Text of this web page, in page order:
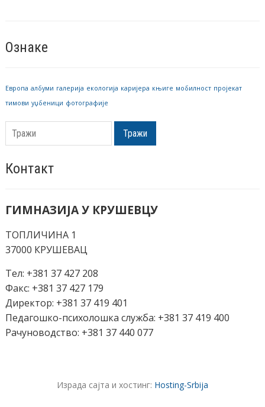
Ознаке
Европа албуми галерија екологија каријера књиге мобилност пројекат
тимови уџбеници фотографије
Тражи
Контакт
ГИМНАЗИЈА У КРУШЕВЦУ
ТОПЛИЧИНА 1
37000 КРУШЕВАЦ
Тел: +381 37 427 208
Факс: +381 37 427 179
Директор: +381 37 419 401
Педагошко-психолошка служба: +381 37 419 400
Рачуноводство: +381 37 440 077
Израда сајта и хостинг: Hosting-Srbija